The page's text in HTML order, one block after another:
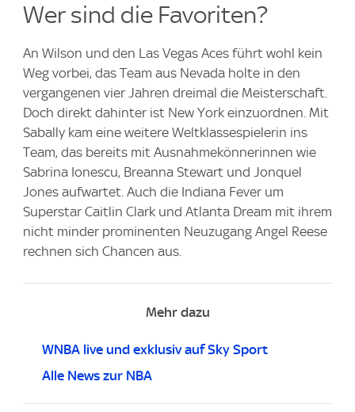
Wer sind die Favoriten?
An Wilson und den Las Vegas Aces führt wohl kein
Weg vorbei, das Team aus Nevada holte in den
vergangenen vier Jahren dreimal die Meisterschaft.
Doch direkt dahinter ist New York einzuordnen. Mit
Sabally kam eine weitere Weltklassespielerin ins
Team, das bereits mit Ausnahmekönnerinnen wie
Sabrina Ionescu, Breanna Stewart und Jonquel
Jones aufwartet. Auch die Indiana Fever um
Superstar Caitlin Clark und Atlanta Dream mit ihrem
nicht minder prominenten Neuzugang Angel Reese
rechnen sich Chancen aus.
Mehr dazu
WNBA live und exklusiv auf Sky Sport
Alle News zur NBA